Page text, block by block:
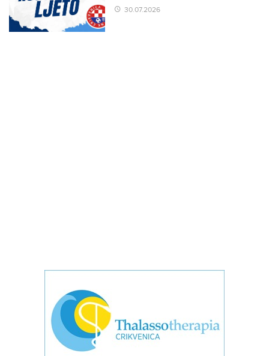
30.07.2026